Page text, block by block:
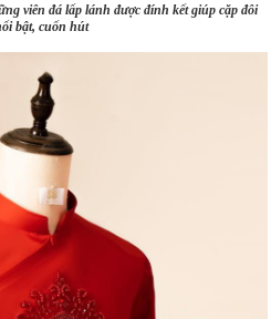
viên đá lấp lánh được đính kết giúp cặp đôi
bật, cuốn hút